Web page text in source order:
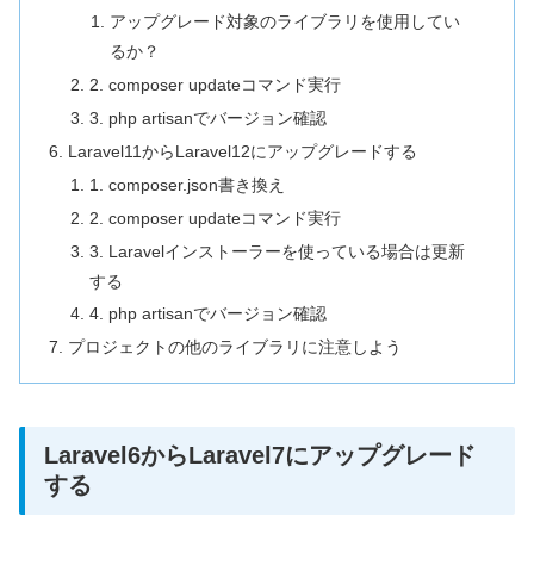
アップグレード対象のライブラリを使用してい
るか？
2. composer updateコマンド実行
3. php artisanでバージョン確認
Laravel11からLaravel12にアップグレードする
1. composer.json書き換え
2. composer updateコマンド実行
3. Laravelインストーラーを使っている場合は更新
する
4. php artisanでバージョン確認
プロジェクトの他のライブラリに注意しよう
Laravel6からLaravel7にアップグレード
する